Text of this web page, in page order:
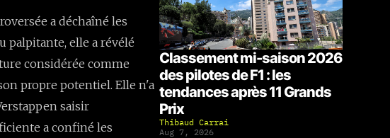
a déchaîné les
palpitante, elle a révélé
considérée comme
propre potentiel. Elle n'a
saisir
a confiné les
Classement mi-saison 2026
des pilotes de F1 : les
tendances après 11 Grands
Prix
Thibaud Carrai
Aug 7, 2026